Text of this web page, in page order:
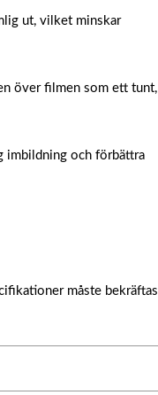
ut, vilket minskar
över filmen som ett tunt,
imbildning och förbättra
måste bekräftas